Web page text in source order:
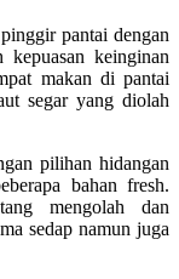
pantai dengan
keinginan
makan di pantai
segar yang diolah
pilihan hidangan
bahan fresh.
mengolah dan
sedap namun juga